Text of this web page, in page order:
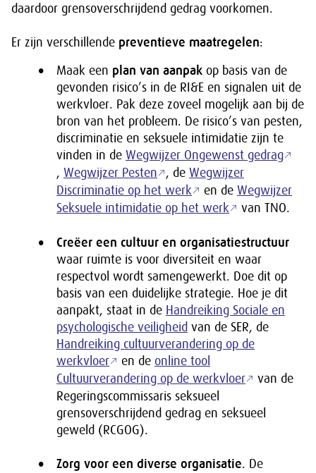
daardoor grensoverschrijdend gedrag voorkomen.
Er zijn verschillende preventieve maatregelen:
Maak een plan van aanpak op basis van de
gevonden risico’s in de RI&E en signalen uit de
werkvloer. Pak deze zoveel mogelijk aan bij de
bron van het probleem. De risico’s van pesten,
discriminatie en seksuele intimidatie zijn te
vinden in de Wegwijzer Ongewenst gedrag
, Wegwijzer Pesten , de Wegwijzer
Discriminatie op het werk
en de Wegwijzer
Seksuele intimidatie op het werk
van TNO.
Creëer een cultuur en organisatiestructuur
waar ruimte is voor diversiteit en waar
respectvol wordt samengewerkt. Doe dit op
basis van een duidelijke strategie. Hoe je dit
aanpakt, staat in de Handreiking Sociale en
psychologische veiligheid van de SER, de
Handreiking cultuurverandering op de
werkvloer
en de online tool
Cultuurverandering op de werkvloer
van de
Regeringscommissaris seksueel
grensoverschrijdend gedrag en seksueel
geweld (RCGOG).
Zorg voor een diverse organisatie. De